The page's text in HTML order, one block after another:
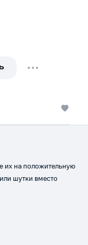
их на положительную
шутки вместо